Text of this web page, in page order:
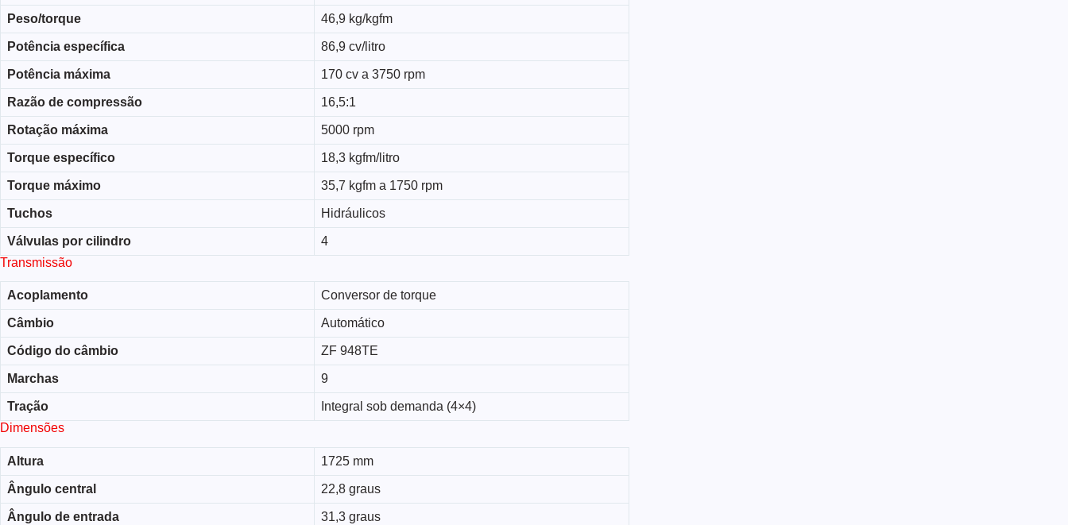
Peso/torque 46,9 kg/kgfm
Potência específica 86,9 cv/litro
Potência máxima 170 cv a 3750 rpm
Razão de compressão 16,5:1
Rotação máxima 5000 rpm
Torque específico 18,3 kgfm/litro
Torque máximo 35,7 kgfm a 1750 rpm
Tuchos Hidráulicos
Válvulas por cilindro
4
Transmissão
Acoplamento Conversor de torque
Câmbio Automático
Código do câmbio ZF 948TE
Marchas 9
Tração
Integral sob demanda (4×4)
Dimensões
Altura 1725 mm
Ângulo central 22,8 graus
Ângulo de entrada 31,3 graus